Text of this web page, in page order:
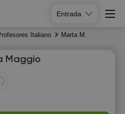
Entrada
Italiano Marta M.
Maggio